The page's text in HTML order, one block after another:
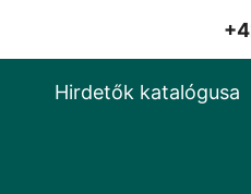
Hirdetők katalógusa